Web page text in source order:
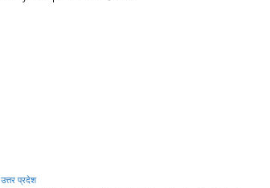
उत्तर प्रदेश